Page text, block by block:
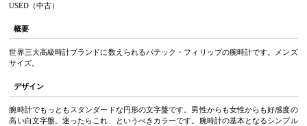
USED（中古）
概要
世界三大高級時計ブランドに数えられるパテック・フィリップの腕時計です。メンズ
サイズ。
デザイン
腕時計でもっともスタンダードな円形の文字盤です。男性からも女性からも好感度の
高い白文字盤。迷ったらこれ、というべきカラーです。腕時計の基本となるシンプル